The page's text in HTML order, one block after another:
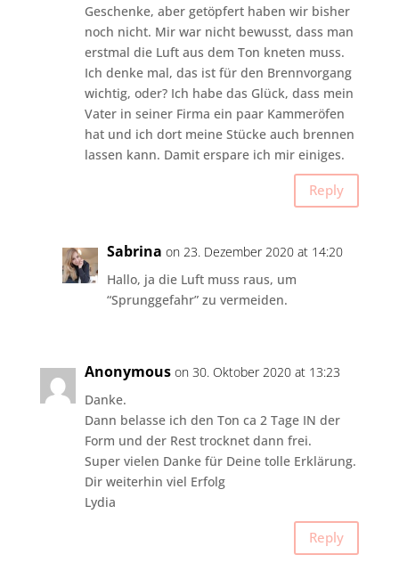
Geschenke, aber getöpfert haben wir bisher
noch nicht. Mir war nicht bewusst, dass man
erstmal die Luft aus dem Ton kneten muss.
Ich denke mal, das ist für den Brennvorgang
wichtig, oder? Ich habe das Glück, dass mein
Vater in seiner Firma ein paar Kammeröfen
hat und ich dort meine Stücke auch brennen
lassen kann. Damit erspare ich mir einiges.
Reply
Sabrina on 23. Dezember 2020 at 14:20
Hallo, ja die Luft muss raus, um
“Sprunggefahr” zu vermeiden.
Anonymous on 30. Oktober 2020 at 13:23
Danke.
Dann belasse ich den Ton ca 2 Tage IN der
Form und der Rest trocknet dann frei.
Super vielen Danke für Deine tolle Erklärung.
Dir weiterhin viel Erfolg
Lydia
Reply